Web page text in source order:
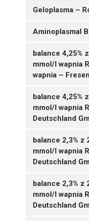
Fresenius Kabi
5 poj.
5 poj.
4 poj. podwójne
1 poj.
B. Braun
Fresenius Kabi
Baxter Polska
Geloplasma –
15 worków 500
B05AA
Aminoplasmal
10 butelek po
10 butelek po
balance 4,25%
mmol/l wapnia
wapnia –
4 worki
balance 4,25%
mmol/l wapnia
Deutschland
balance 2,3% z
mmol/l wapnia
Deutschland
balance 2,3% z
mmol/l wapnia
Deutschland